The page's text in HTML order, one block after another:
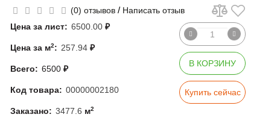
(0) отзывов / Написать отзыв
Цена за лист: 6500.00 ₽
Цена за м2: 257.94 ₽
Всего: 6500 ₽
Код товара: 00000002180
Заказано: 3477.6 м2
В КОРЗИНУ
Купить сейчас